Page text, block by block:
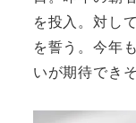
を投入。対し
を誓う。今年
いが期待でき